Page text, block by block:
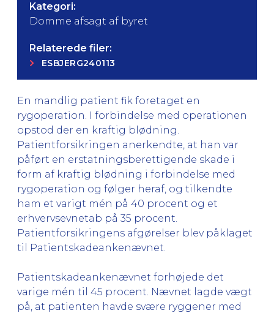
Kategori:
Domme afsagt af byret
Relaterede filer:
ESBJERG240113
En mandlig patient fik foretaget en
rygoperation. I forbindelse med operationen
opstod der en kraftig blødning.
Patientforsikringen anerkendte, at han var
påført en erstatningsberettigende skade i
form af kraftig blødning i forbindelse med
rygoperation og følger heraf, og tilkendte
ham et varigt mén på 40 procent og et
erhvervsevnetab på 35 procent.
Patientforsikringens afgørelser blev påklaget
til Patientskadeankenævnet.
Patientskadeankenævnet forhøjede det
varige mén til 45 procent. Nævnet lagde vægt
på, at patienten havde svære ryggener med